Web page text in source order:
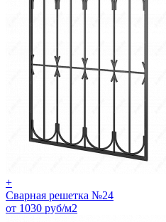
+
Сварная решетка №24
от 1030 руб/м2